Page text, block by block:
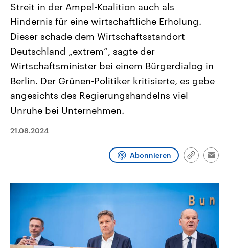
2026
Alle Informationen
Sachsen-Anhalt wählt am 6.
September 2026 einen neuen
Landtag. Seit 2021 wird das
Bundesland von einer Koalition aus
CDU, SPD und FDP regiert.-
Umfragen, Prognosen,
und Hintergründe zu den Parteien
und Kandidaten der anstehenden
Wahl.
Aktuelle Beiträge,
Hintergründe
Wirtschaftlich und
gehören die Vereinigten
den mächtigsten Ländern
mit großem Einfluss auf
Sendungen Programm Podcasts
Audio-Archiv
Streit in der Ampel-Koalition auch als
Hindernis für eine wirtschaftliche Erholung.
Dieser schade dem Wirtschaftsstandort
Deutschland „extrem“, sagte der
Wirtschaftsminister bei einem Bürgerdialog in
Berlin. Der Grünen-Politiker kritisierte, es gebe
angesichts des Regierungshandelns viel
Unruhe bei Unternehmen.
21.08.2024
Abonnieren
Link